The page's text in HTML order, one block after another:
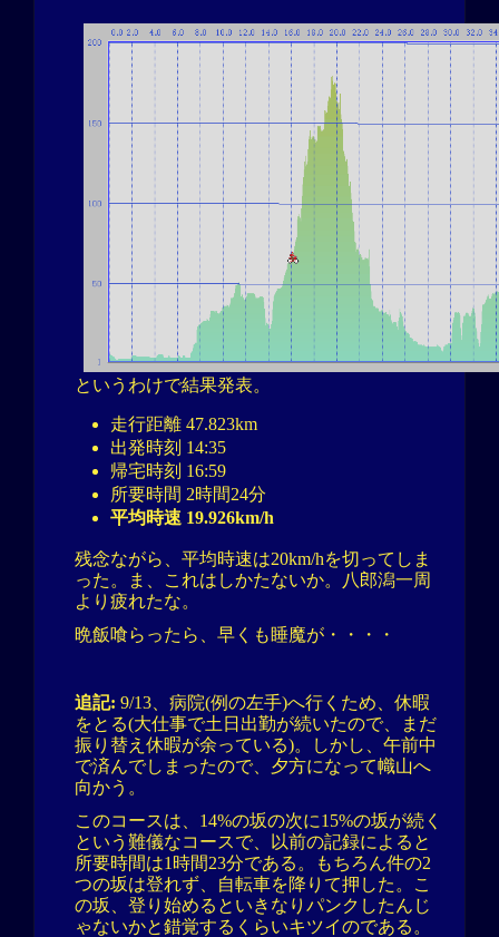
というわけで結果発表。
走行距離 47.823km
出発時刻 14:35
帰宅時刻 16:59
所要時間 2時間24分
平均時速 19.926km/h
残念ながら、平均時速は20km/hを切ってしま
った。ま、これはしかたないか。八郎潟一周
より疲れたな。
晩飯喰らったら、早くも睡魔が・・・・
追記: 9/13、病院(例の左手)へ行くため、休暇
をとる(大仕事で土日出勤が続いたので、まだ
振り替え休暇が余っている)。しかし、午前中
で済んでしまったので、夕方になって幟山へ
向かう。
このコースは、14%の坂の次に15%の坂が続く
という難儀なコースで、以前の記録によると
所要時間は1時間23分である。もちろん件の2
つの坂は登れず、自転車を降りて押した。こ
の坂、登り始めるといきなりパンクしたんじ
ゃないかと錯覚するくらいキツイのである。